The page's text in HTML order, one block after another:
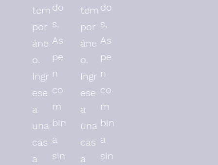
tem
por
áne
o.
Ingr
ese
a
una
cas
a
do
s,
As
pe
n
co
m
bin
a
sin
tem
por
áne
o.
Ingr
ese
a
una
cas
a
do
s,
As
pe
n
co
m
bin
a
sin